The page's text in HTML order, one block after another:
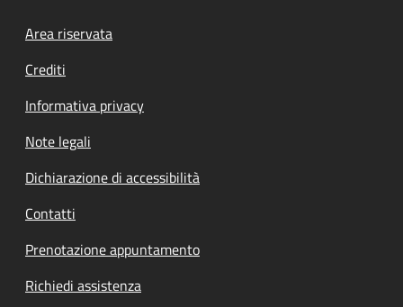
Footer menu
Area riservata
Crediti
Informativa privacy
Note legali
Dichiarazione di accessibilità
Contatti
Prenotazione appuntamento
Richiedi assistenza